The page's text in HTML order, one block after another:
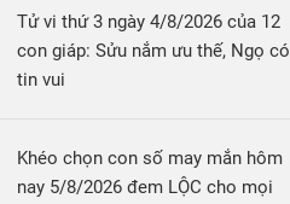
Tử vi thứ 3 ngày 4/8/2026 của 12
con giáp: Sửu nắm ưu thế, Ngọ có
tin vui
Khéo chọn con số may mắn hôm
nay 5/8/2026 đem LỘC cho mọi